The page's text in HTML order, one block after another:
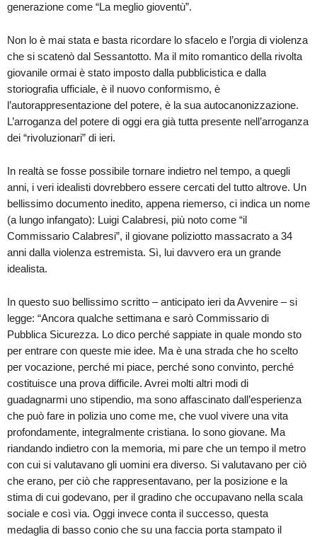
generazione come “La meglio gioventù”.
Non lo è mai stata e basta ricordare lo sfacelo e l’orgia di violenza
che si scatenò dal Sessantotto. Ma il mito romantico della rivolta
giovanile ormai è stato imposto dalla pubblicistica e dalla
storiografia ufficiale, è il nuovo conformismo, è
l’autorappresentazione del potere, è la sua autocanonizzazione.
L’arroganza del potere di oggi era già tutta presente nell’arroganza
dei “rivoluzionari” di ieri.
In realtà se fosse possibile tornare indietro nel tempo, a quegli
anni, i veri idealisti dovrebbero essere cercati del tutto altrove. Un
bellissimo documento inedito, appena riemerso, ci indica un nome
(a lungo infangato): Luigi Calabresi, più noto come “il
Commissario Calabresi”, il giovane poliziotto massacrato a 34
anni dalla violenza estremista. Sì, lui davvero era un grande
idealista.
In questo suo bellissimo scritto – anticipato ieri da Avvenire – si
legge: “Ancora qualche settimana e sarò Commissario di
Pubblica Sicurezza. Lo dico perché sappiate in quale mondo sto
per entrare con queste mie idee. Ma è una strada che ho scelto
per vocazione, perché mi piace, perché sono convinto, perché
costituisce una prova difficile. Avrei molti altri modi di
guadagnarmi uno stipendio, ma sono affascinato dall’esperienza
che può fare in polizia uno come me, che vuol vivere una vita
profondamente, integralmente cristiana. Io sono giovane. Ma
riandando indietro con la memoria, mi pare che un tempo il metro
con cui si valutavano gli uomini era diverso. Si valutavano per ciò
che erano, per ciò che rappresentavano, per la posizione e la
stima di cui godevano, per il gradino che occupavano nella scala
sociale e così via. Oggi invece conta il successo, questa
medaglia di basso conio che su una faccia porta stampato il